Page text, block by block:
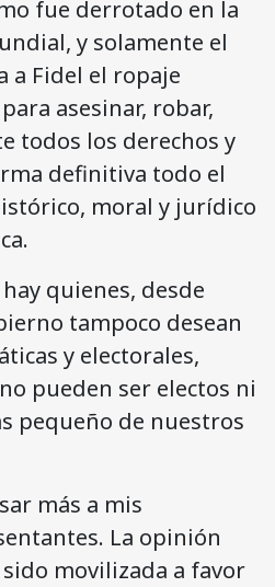
fue derrotado en la
y solamente el
a Fidel el ropaje
asesinar, robar,
todos los derechos y
definitiva todo el
moral y jurídico
quienes, desde
tampoco desean
y electorales,
pueden ser electos ni
pequeño de nuestros
más a mis
La opinión
movilizada a favor